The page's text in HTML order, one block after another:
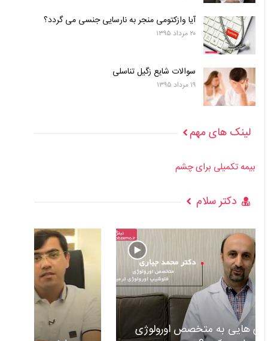
آیا وازکتومی منجر به نارسایی جنسی می گردد؟
۲۰ مرداد ۱۳۹۵
سوالات شایع زگیل تناسلی
۱۹ مرداد ۱۳۹۵
لینک های مهم
بیمه تکمیلی برای چشم
دکتر سلام